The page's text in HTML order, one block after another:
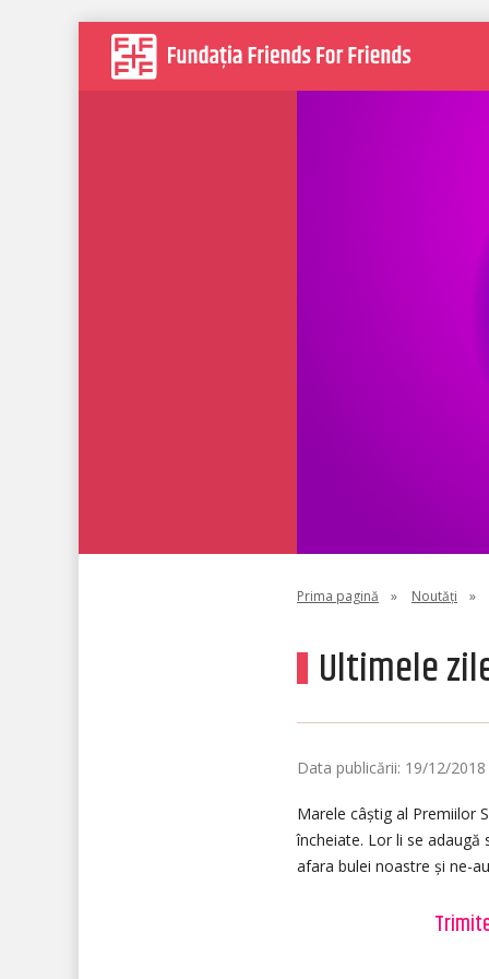
Prima pagină » Noutăți »
Ultimele
Data publicării: 19/12/2018
Marele câștig al Premiilor
încheiate. Lor li se
afara bulei noastre și ne-